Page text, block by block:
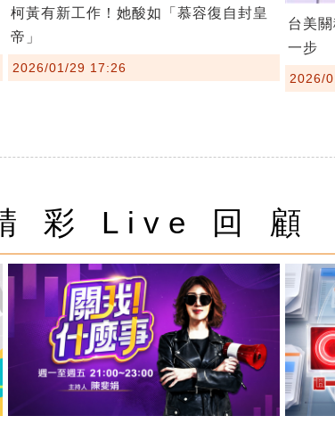
柯黃有新工作！她酸如「慕容復自封皇
帝」
2026/01/29 17:26
台美
一步
2026/
彩 Live 回 顧